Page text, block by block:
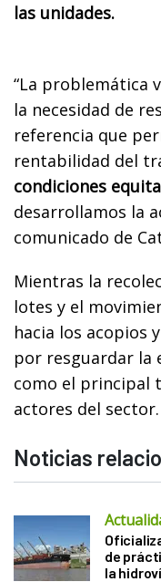
las unidades.
“La problemática
la necesidad de
referencia que
rentabilidad del
condiciones
desarrollamos la
comunicado de
Mientras la
lotes y el
hacia los acopios
por resguardar la
como el principal
actores del sector.
Noticias
de
la